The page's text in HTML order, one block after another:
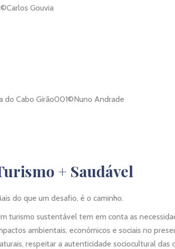
Gouvia
do Cabo Girão001©Nuno Andrade
+ Saudável
do que um desafio, é o caminho.
turismo sustentável tem em conta as
ambientais, económicos e sociais no
respeitar a autenticidade sociocultural das